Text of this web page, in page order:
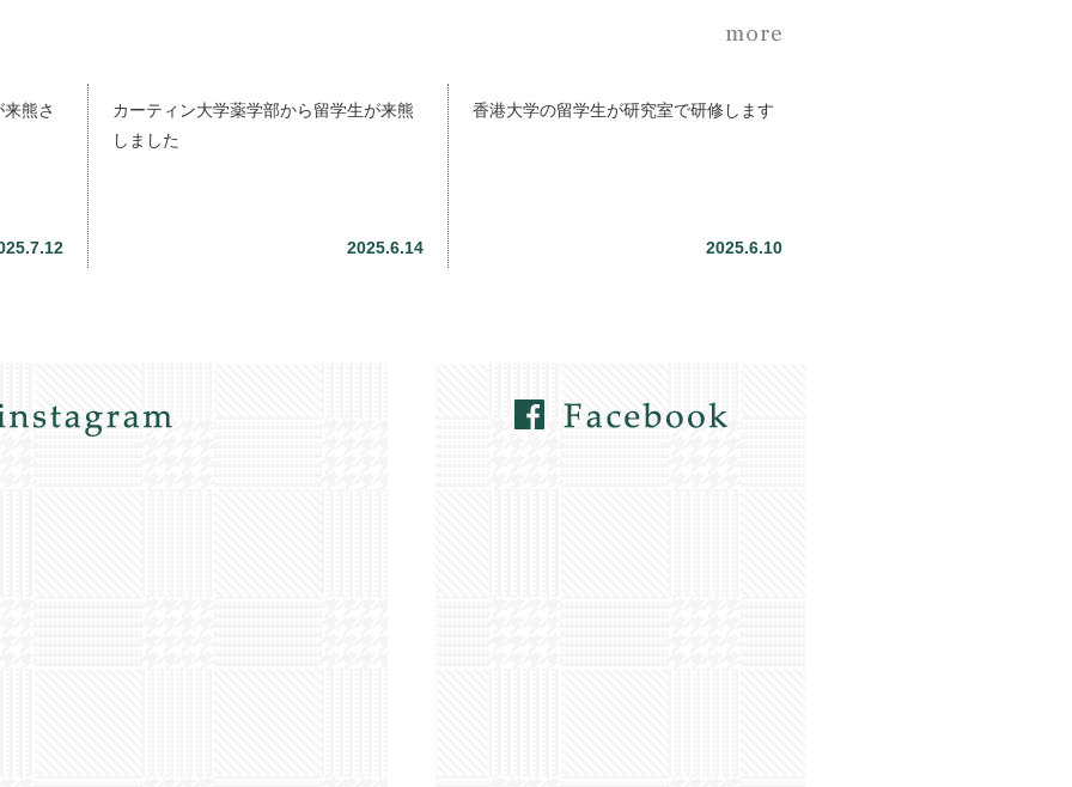
熊さ
カーティン大学薬学部から留学生が来熊
しました
2025.6.14
香港大学の留学生が研究室で研修します
2025.6.10